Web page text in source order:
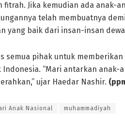
fitrah. Jika kemudian ada anak-
telah membuatnya
yang baik dari insan-insan
semua pihak untuk
“Mari antarkan anak-
ujar Haedar Nashir.
Anak Nasional muhammadiyah